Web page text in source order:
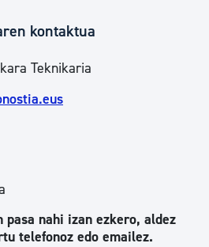
kontaktua
Teknikaria
pasa nahi izan ezkero, aldez
telefonoz edo emailez.